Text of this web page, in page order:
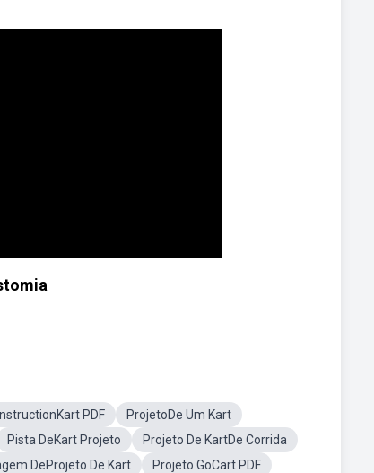
PDF
ProjetoDe Um Kart
Pista DeKart Projeto
Projeto De KartDe Corrida
DeProjeto De Kart
Projeto GoCart PDF